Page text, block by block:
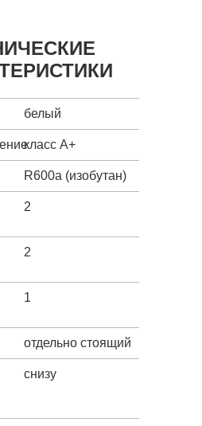
белый
класс A+
R600a (изобутан)
2
2
1
отдельно стоящий
снизу